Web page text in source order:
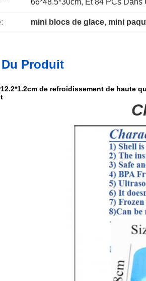
66*48.5*30cm, Et 84 PCs Dans
mini blocs de glace, mini
Produit
de refroidissement de haute